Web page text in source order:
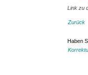
Link zu
Zurück
Haben